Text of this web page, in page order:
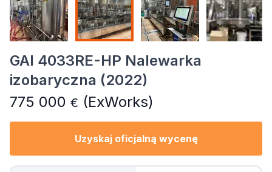
GAI 4033RE-HP Nalewarka
izobaryczna (2022)
775 000 € (ExWorks)
Uzyskaj oficjalną wycenę